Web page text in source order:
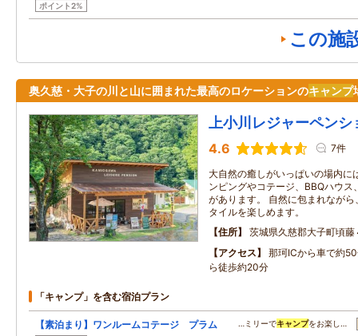
ポイント2%
この施
奥久慈・大子の川と山に囲まれた最高のロケーションのキャンプ
上小川レジャーペンシ
4.6 7件
大自然の癒しがいっぱいの場内に
ンピングやコテージ、BBQハウ
があります。 自然に包まれなが
タイルを楽しめます。
住所
茨城県久慈郡大子町頃藤
アクセス
那珂ICから車で約
ら徒歩約20分
「キャンプ」を含む宿泊プラン
【素泊まり】ワンルームコテージ プラム …ミリーでキャンプをお楽し…